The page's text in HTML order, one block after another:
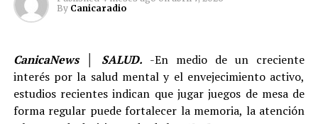
Comparte esto:
Twitter Facebook
By Canicaradio
CanicaNews │ SALUD. -En medio de un creciente
interés por la salud mental y el envejecimiento activo,
estudios recientes indican que jugar juegos de mesa de
forma regular puede fortalecer la memoria, la atención